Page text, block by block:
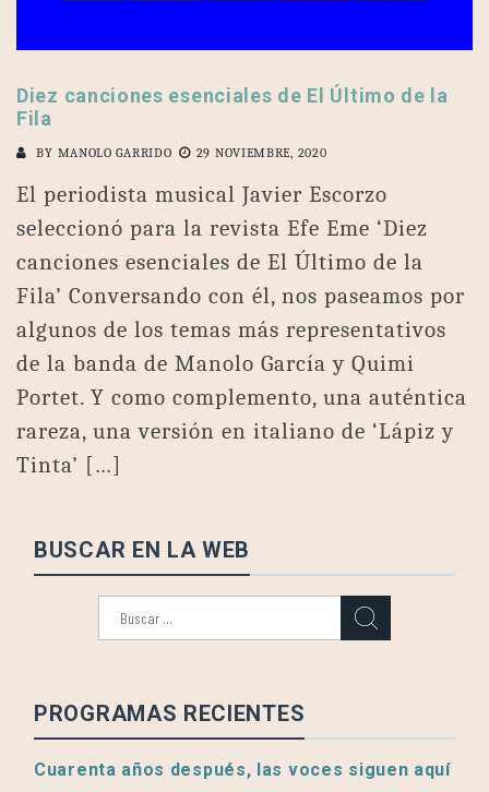
Diez canciones esenciales de El Último de la
Fila
BY MANOLO GARRIDO 29 NOVIEMBRE, 2020
El periodista musical Javier Escorzo
seleccionó para la revista Efe Eme ‘Diez
canciones esenciales de El Último de la
Fila’ Conversando con él, nos paseamos por
algunos de los temas más representativos
de la banda de Manolo García y Quimi
Portet. Y como complemento, una auténtica
rareza, una versión en italiano de ‘Lápiz y
Tinta’ […]
BUSCAR EN LA WEB
PROGRAMAS RECIENTES
Cuarenta años después, las voces siguen aquí